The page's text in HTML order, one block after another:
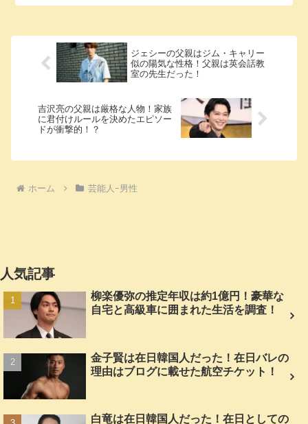
ジェシーの父親はジム・キャリー
似の陽気な性格！父親は英会話教
室の先生だった！
吉沢亮の父親は厳格な人物！家族
に君付けルールを決めたエピソー
ドが衝撃的！？
ホーム 芸能人ｰ男性
人気記事
柳楽優弥の推定年収は約1億円！豪華な
自宅と高級車に囲まれた生活を調査！
金子賢は在日韓国人だった！在日バレの
理由はブログに載せた航空チケット！
白竜は在日韓国人だった！在日としての